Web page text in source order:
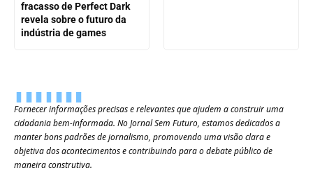
fracasso de Perfect Dark
revela sobre o futuro da
indústria de games
Fornecer informações precisas e relevantes que ajudem a construir uma
cidadania bem-informada. No Jornal Sem Futuro, estamos dedicados a
manter bons padrões de jornalismo, promovendo uma visão clara e
objetiva dos acontecimentos e contribuindo para o debate público de
maneira construtiva.